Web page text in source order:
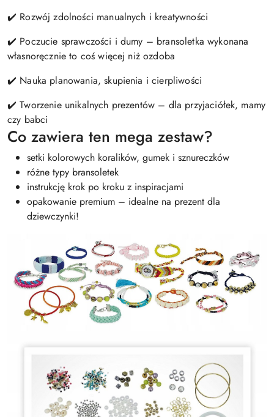
✔️ Rozwój zdolności manualnych i kreatywności
✔️ Poczucie sprawczości i dumy – bransoletka wykonana
własnoręcznie to coś więcej niż ozdoba
✔️ Nauka planowania, skupienia i cierpliwości
✔️ Tworzenie unikalnych prezentów – dla przyjaciółek, mamy
czy babci
Co zawiera ten mega zestaw?
setki kolorowych koralików, gumek i sznureczków
różne typy bransoletek
instrukcję krok po kroku z inspiracjami
opakowanie premium – idealne na prezent dla
dziewczynki!